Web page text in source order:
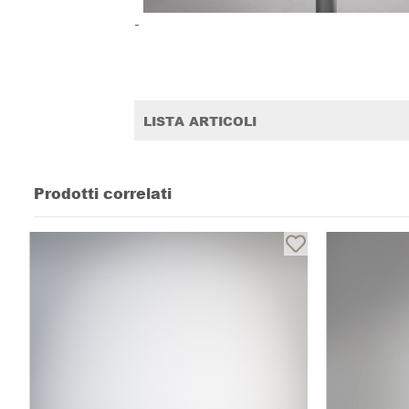
-
LISTA ARTICOLI
Prodotti correlati